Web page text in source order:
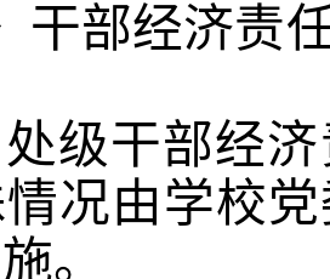
干部经济责
处级干部经
况由学校
。